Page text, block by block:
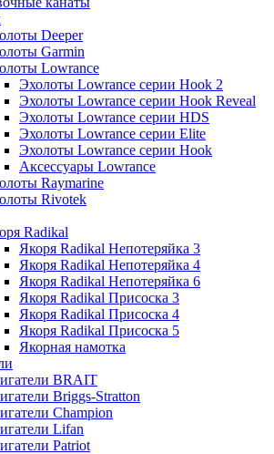
Deeper
Garmin
Lowrance
Эхолоты Lowrance серии Hook 2
Эхолоты Lowrance серии Hook Reveal
Эхолоты Lowrance серии HDS
Эхолоты Lowrance серии Elite
Эхолоты Lowrance серии Hook
Аксессуары Lowrance
Raymarine
Rivotek
Radikal
Якоря Radikal Непотеряйка 3
Якоря Radikal Непотеряйка 4
Якоря Radikal Непотеряйка 6
Якоря Radikal Присоска 3
Якоря Radikal Присоска 4
Якоря Radikal Присоска 5
Якорная намотка
BRAIT
Briggs-Stratton
Champion
Lifan
Patriot